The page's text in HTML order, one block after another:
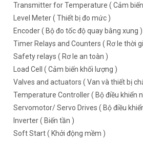
Transmitter for Temperature ( Cảm
Level Meter ( Thiết bị đo mức )
Encoder ( Bộ đo tốc độ quay bằng xung )
Timer Relays and Counters ( Rơ le thời
Safety relays ( Rơ le an toàn )
Load Cell ( Cảm biến khối lượng )
Valves and actuators ( Van và thiết bị
Temperature Controller ( Bộ điều khiển
Servomotor/ Servo Drives ( Bộ điều
Inverter ( Biến tần )
Soft Start ( Khởi động mềm )